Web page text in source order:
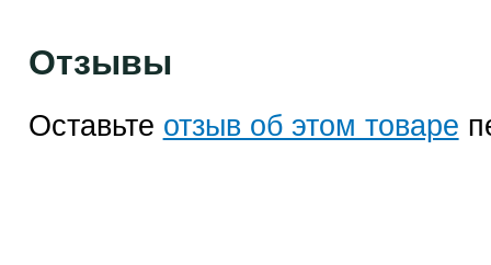
Отзывы
Оставьте отзыв об этом товаре